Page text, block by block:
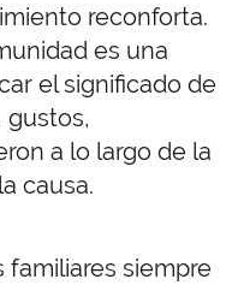
reconforta.
es una
el significado de
gustos,
a lo largo de la
causa.
familiares siempre